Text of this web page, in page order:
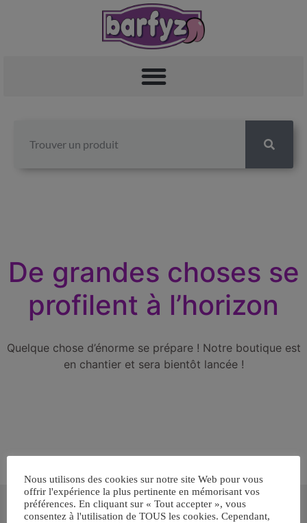
De grandes choses se
profilent à l’horizon
Quelque chose d’énorme se prépare ! Notre boutique est
en chantier et sera bientôt lancée !
Inscrivez-vous gratuitement pour
recevoir votre guide BARF gratuit !
Nous utilisons des cookies sur notre site Web pour vous
offrir l'expérience la plus pertinente en mémorisant vos
préférences. En cliquant sur « Tout accepter », vous
consentez à l'utilisation de TOUS les cookies. Cependant,